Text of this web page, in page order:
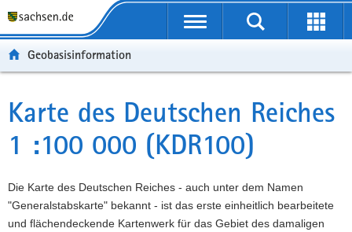
t
ü
b
e
g
r
e
t
n
a
v
g
a
t
p
n
h
a
t
t
e
I
n
o
r
m
t
-
B
e
e
i
c
Geobasisinformation
Hauptinhalt
Karte des Deutschen Reiches
1 :100 000 (KDR100)
Die Karte des Deutschen Reiches - auch unter dem Namen
"Generalstabskarte" bekannt - ist das erste einheitlich bearbeitete
und flächendeckende Kartenwerk für das Gebiet des damaligen